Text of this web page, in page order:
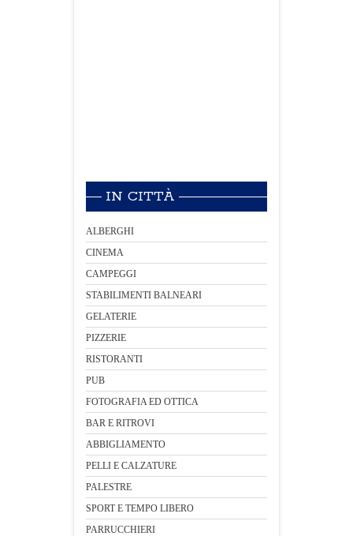
IN CITTÀ
ALBERGHI
CINEMA
CAMPEGGI
STABILIMENTI BALNEARI
GELATERIE
PIZZERIE
RISTORANTI
PUB
FOTOGRAFIA ED OTTICA
BAR E RITROVI
ABBIGLIAMENTO
PELLI E CALZATURE
PALESTRE
SPORT E TEMPO LIBERO
PARRUCCHIERI